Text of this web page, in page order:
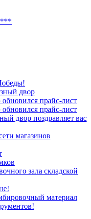
***
двор
прайс-лист
прайс-лист
двор поздравляет вас
магазинов
зала складской
материал